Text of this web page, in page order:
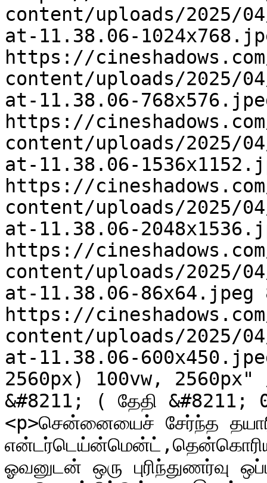
content/uploads/2025/
at-11.38.06-
https://
content/uploads/2025/
at-11.38.06-
https://
content/uploads/2025/
at-11.38.06-
https://
content/uploads/2025/
at-11.38.06-
https://
content/uploads/2025/
at-11.38.06-86x64.jpeg
https://
content/uploads/2025/
at-11.38.06-
2560px) 100vw,
&#8211; ( தேதி &#8211;
<p>சென்னையைச் சேர்ந்த
என்டர்டெய்ன்மென்ட்,தென்கொரிய
ஓவனுடன் ஒரு புரிந்துணர்வு